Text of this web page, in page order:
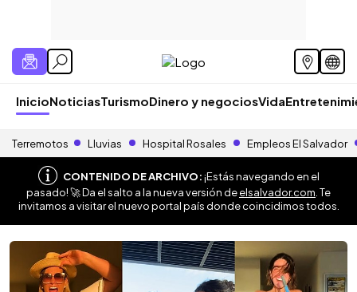
InicioNoticiasTurismoDinero y negociosVida
Terremotos Lluvias Hospital Rosales Empleos El Salvador
CONTENIDO DE ARCHIVO:¡Estás navegando en el
pasado! 🚀 Da el salto a la nueva versión deelsalvador.com . Te
invitamos a visitar el nuevo portal país donde coincidimos todos.